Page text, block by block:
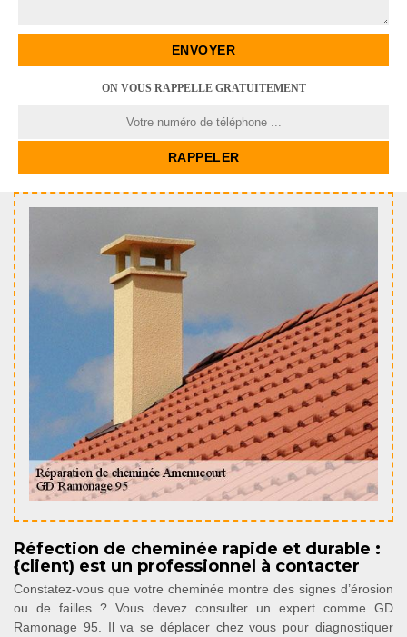
ON VOUS RAPPELLE GRATUITEMENT
Réfection de cheminée rapide et durable :
{client) est un professionnel à contacter
Constatez-vous que votre cheminée montre des signes d’érosion
ou de failles ? Vous devez consulter un expert comme GD
Ramonage 95. Il va se déplacer chez vous pour diagnostiquer